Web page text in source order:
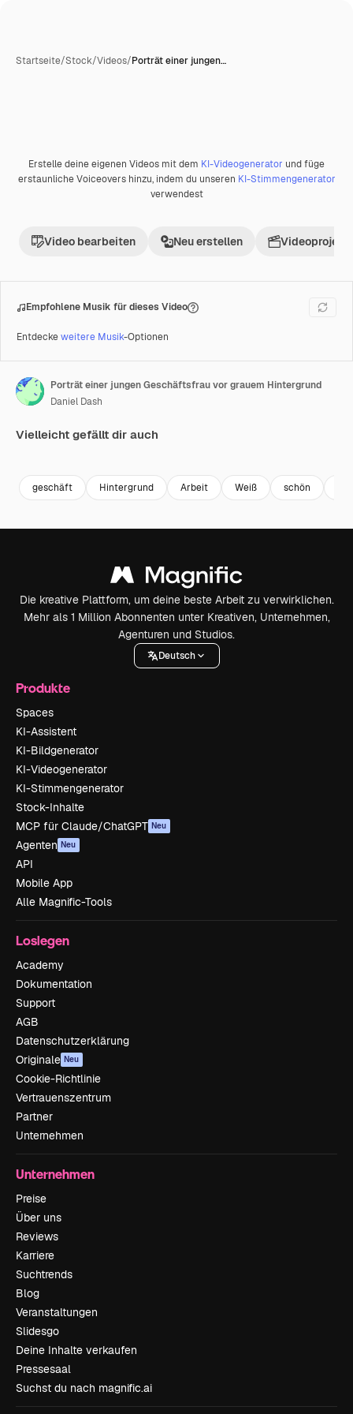
Startseite/Stock/Videos/Porträt einer jungen…
Premium
Erstelle deine eigenen Videos mit dem KI-Videogenerator und füge
erstaunliche Voiceovers hinzu, indem du unseren KI-Stimmengenerator
verwendest
Video bearbeiten Neu erstellen Videoprojekt
Empfohlene Musik für dieses Video
Entdeckeweitere Musik-Optionen
Porträt einer jungen Geschäftsfrau vor grauem Hintergrund
Daniel Dash
Vielleicht gefällt dir auch
geschäft Hintergrund Arbeit Weiß schön
Die kreative Plattform, um deine beste Arbeit zu verwirklichen.
Mehr als 1 Million Abonnenten unter Kreativen, Unternehmen,
Agenturen und Studios.
Deutsch
Produkte
Spaces
KI-Assistent
KI-Bildgenerator
KI-Videogenerator
KI-Stimmengenerator
Stock-Inhalte
MCP für Claude/ChatGPT Neu
Agenten Neu
API
Mobile App
Alle Magnific-Tools
Loslegen
Academy
Dokumentation
Support
AGB
Datenschutzerklärung
Originale Neu
Cookie-Richtlinie
Vertrauenszentrum
Partner
Unternehmen
Unternehmen
Preise
Über uns
Reviews
Karriere
Suchtrends
Blog
Veranstaltungen
Slidesgo
Deine Inhalte verkaufen
Pressesaal
Suchst du nach magnific.ai